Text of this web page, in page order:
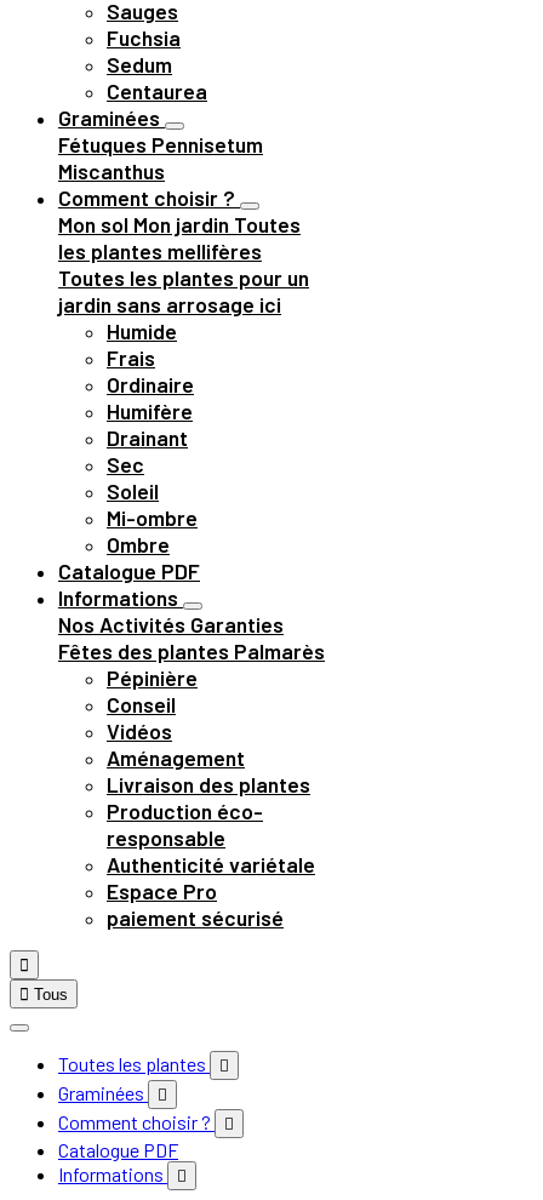
Sauges
Fuchsia
Sedum
Centaurea
Graminées
Fétuques Pennisetum
Miscanthus
Comment choisir ?
Mon sol Mon jardin Toutes
les plantes mellifères
Toutes les plantes pour un
jardin sans arrosage ici
Humide
Frais
Ordinaire
Humifère
Drainant
Sec
Soleil
Mi-ombre
Ombre
Catalogue PDF
Informations
Nos Activités Garanties
Fêtes des plantes Palmarès
Pépinière
Conseil
Vidéos
Aménagement
Livraison des plantes
Production éco-
responsable
Authenticité variétale
Espace Pro
paiement sécurisé

 Tous
Toutes les plantes 
Graminées 
Comment choisir ? 
Catalogue PDF
Informations
